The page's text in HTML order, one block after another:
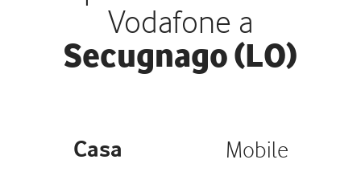
Vodafone a
Secugnago (LO)
Casa Mobile